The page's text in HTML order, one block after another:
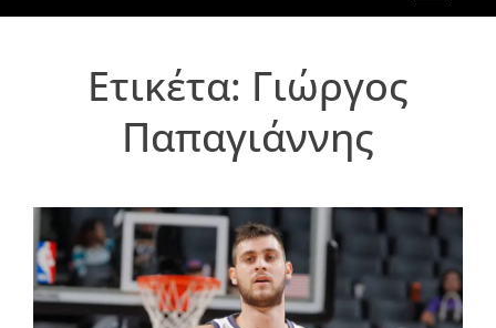
Ετικέτα: Γιώργος
Παπαγιάννης